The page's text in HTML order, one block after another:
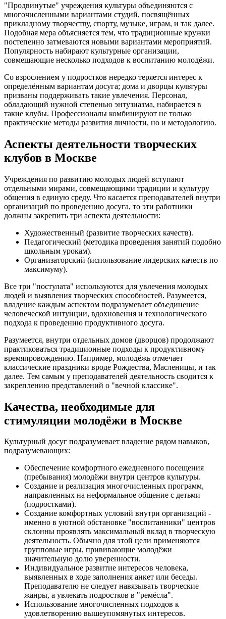
"Продвинутые" учреждения культуры объединяются с
многочисленными вариантами студий, посвящённых
прикладному творчеству, спорту, музыке, играм, и так далее.
Подобная мера объясняется тем, что традиционные кружки
постепенно затмеваются новыми вариантами мероприятий.
Популярность набирают культурные организации,
совмещающие несколько подходов к воспитанию молодёжи.
Со взрослением у подростков нередко теряется интерес к
определённым вариантам досуга; дома и дворцы культуры
призваны поддерживать такие увлечения. Персонал,
обладающий нужной степенью энтузиазма, набирается в
такие клубы. Профессионалы комбинируют не только
практические методы развития личности, но и методологию.
Аспекты деятельности творческих
клубов в Москве
Учреждения по развитию молодых людей вступают
отдельными мирами, совмещающими традиции и культуру
общения в единую среду. Что касается преподавателей внутри
организаций по проведению досуга, то эти работники
должны закрепить три аспекта деятельности:
Художественный (развитие творческих качеств).
Педагогический (методика проведения занятий подобно
школьным урокам).
Организаторский (использование лидерских качеств по
максимуму).
Все три "постулата" используются для увлечения молодых
людей и выявления творческих способностей. Разумеется,
владение каждым аспектом подразумевает объединение
человеческой интуиции, вдохновения и технологического
подхода к проведению продуктивного досуга.
Разумеется, внутри отдельных домов (дворцов) продолжают
практиковаться традиционные подходы к продуктивному
времяпровождению. Например, молодёжь отмечает
классические праздники вроде Рождества, Масленицы, и так
далее. Тем самым у преподавателей деятельность сводится к
закреплению представлений о "вечной классике".
Качества, необходимые для
стимуляции молодёжи в Москве
Культурный досуг подразумевает владение рядом навыков,
подразумевающих:
Обеспечение комфортного ежедневного посещения
(пребывания) молодёжи внутри центров культуры.
Создание и реализация многочисленных программ,
направленных на неформальное общение с детьми
(подростками).
Создание комфортных условий внутри организаций -
именно в уютной обстановке "воспитанники" центров
склонны проявлять максимальный вклад в творческую
деятельность. Обычно для этой цели применяются
групповые игры, прививающие молодёжи
значительную долю уверенности.
Индивидуальное развитие интересов человека,
выявленных в ходе заполнения анкет или беседы.
Преподавателю не следует навязывать творческие
жанры, а увлекать подростков в "ремёсла".
Использование многочисленных подходов к
удовлетворению вышеупомянутых интересов.